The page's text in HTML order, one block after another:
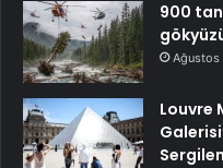
900
Ağustos
Louvre